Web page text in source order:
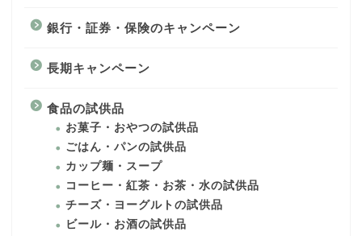
銀行・証券・保険のキャンペーン
長期キャンペーン
食品の試供品
お菓子・おやつの試供品
ごはん・パンの試供品
カップ麺・スープ
コーヒー・紅茶・お茶・水の試供品
チーズ・ヨーグルトの試供品
ビール・お酒の試供品